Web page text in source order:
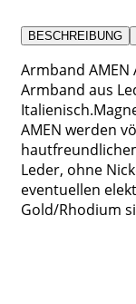
BESCHREIBUNG
Armband
Armband aus
AMEN werden
Leder, ohne
eventuellen
Gold/Rhodium